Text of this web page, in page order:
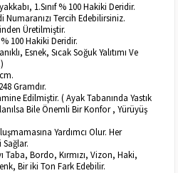
1.Sınıf % 100 Hakiki Deridir.
Numaranızı Tercih Edebilirsiniz.
Üretilmiştir.
100 Hakiki Deridir.
Esnek, Sıcak Soğuk Yalıtımı Ve
Gramdır.
Edilmiştir. ( Ayak Tabanında Yastık
Bile Önemli Bir Konfor , Yürüyüş
Yardımcı Olur. Her
Sağlar.
Taba, Bordo, Kırmızı, Vizon, Haki,
Bir iki Ton Fark Edebilir.